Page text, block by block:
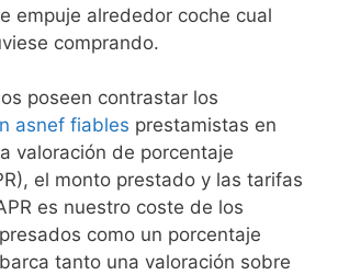
empuje alrededor coche cual
comprando.
poseen contrastar los
asnef fiables prestamistas en
valoración de porcentaje
el monto prestado y las tarifas
es nuestro coste de los
​​como un porcentaje
tanto una valoración sobre